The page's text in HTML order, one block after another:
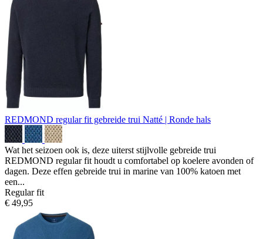
REDMOND regular fit gebreide trui Natté | Ronde hals
Wat het seizoen ook is, deze uiterst stijlvolle gebreide trui
REDMOND regular fit houdt u comfortabel op koelere avonden of
dagen. Deze effen gebreide trui in marine van 100% katoen met
een...
Regular fit
€ 49,95